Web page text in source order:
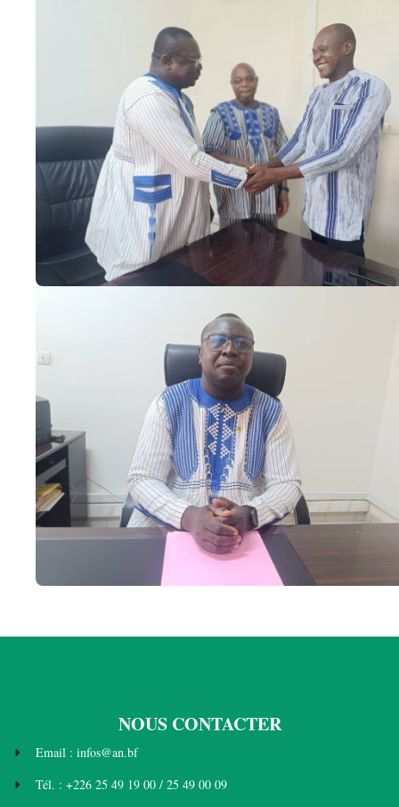
NOUS CONTACTER
Email : infos@an.bf
Tél. : +226 25 49 19 00 / 25 49 00 09